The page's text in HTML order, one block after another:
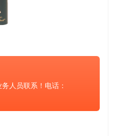
人员联系！电话：